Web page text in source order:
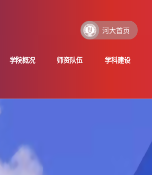
河大首页
学院概况 师资队伍 学科建设